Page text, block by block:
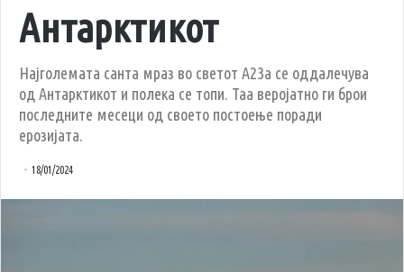
Антарктикот
Најголемата санта мраз во светот А23а се оддалечува
од Антарктикот и полека се топи. Таа веројатно ги брои
последните месеци од своето постоење поради
ерозијата.
18/01/2024